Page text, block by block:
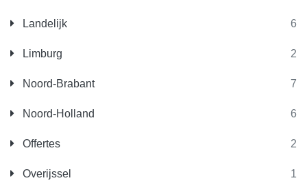
Landelijk 6
Limburg 2
Noord-Brabant 7
Noord-Holland 6
Offertes 2
Overijssel 1